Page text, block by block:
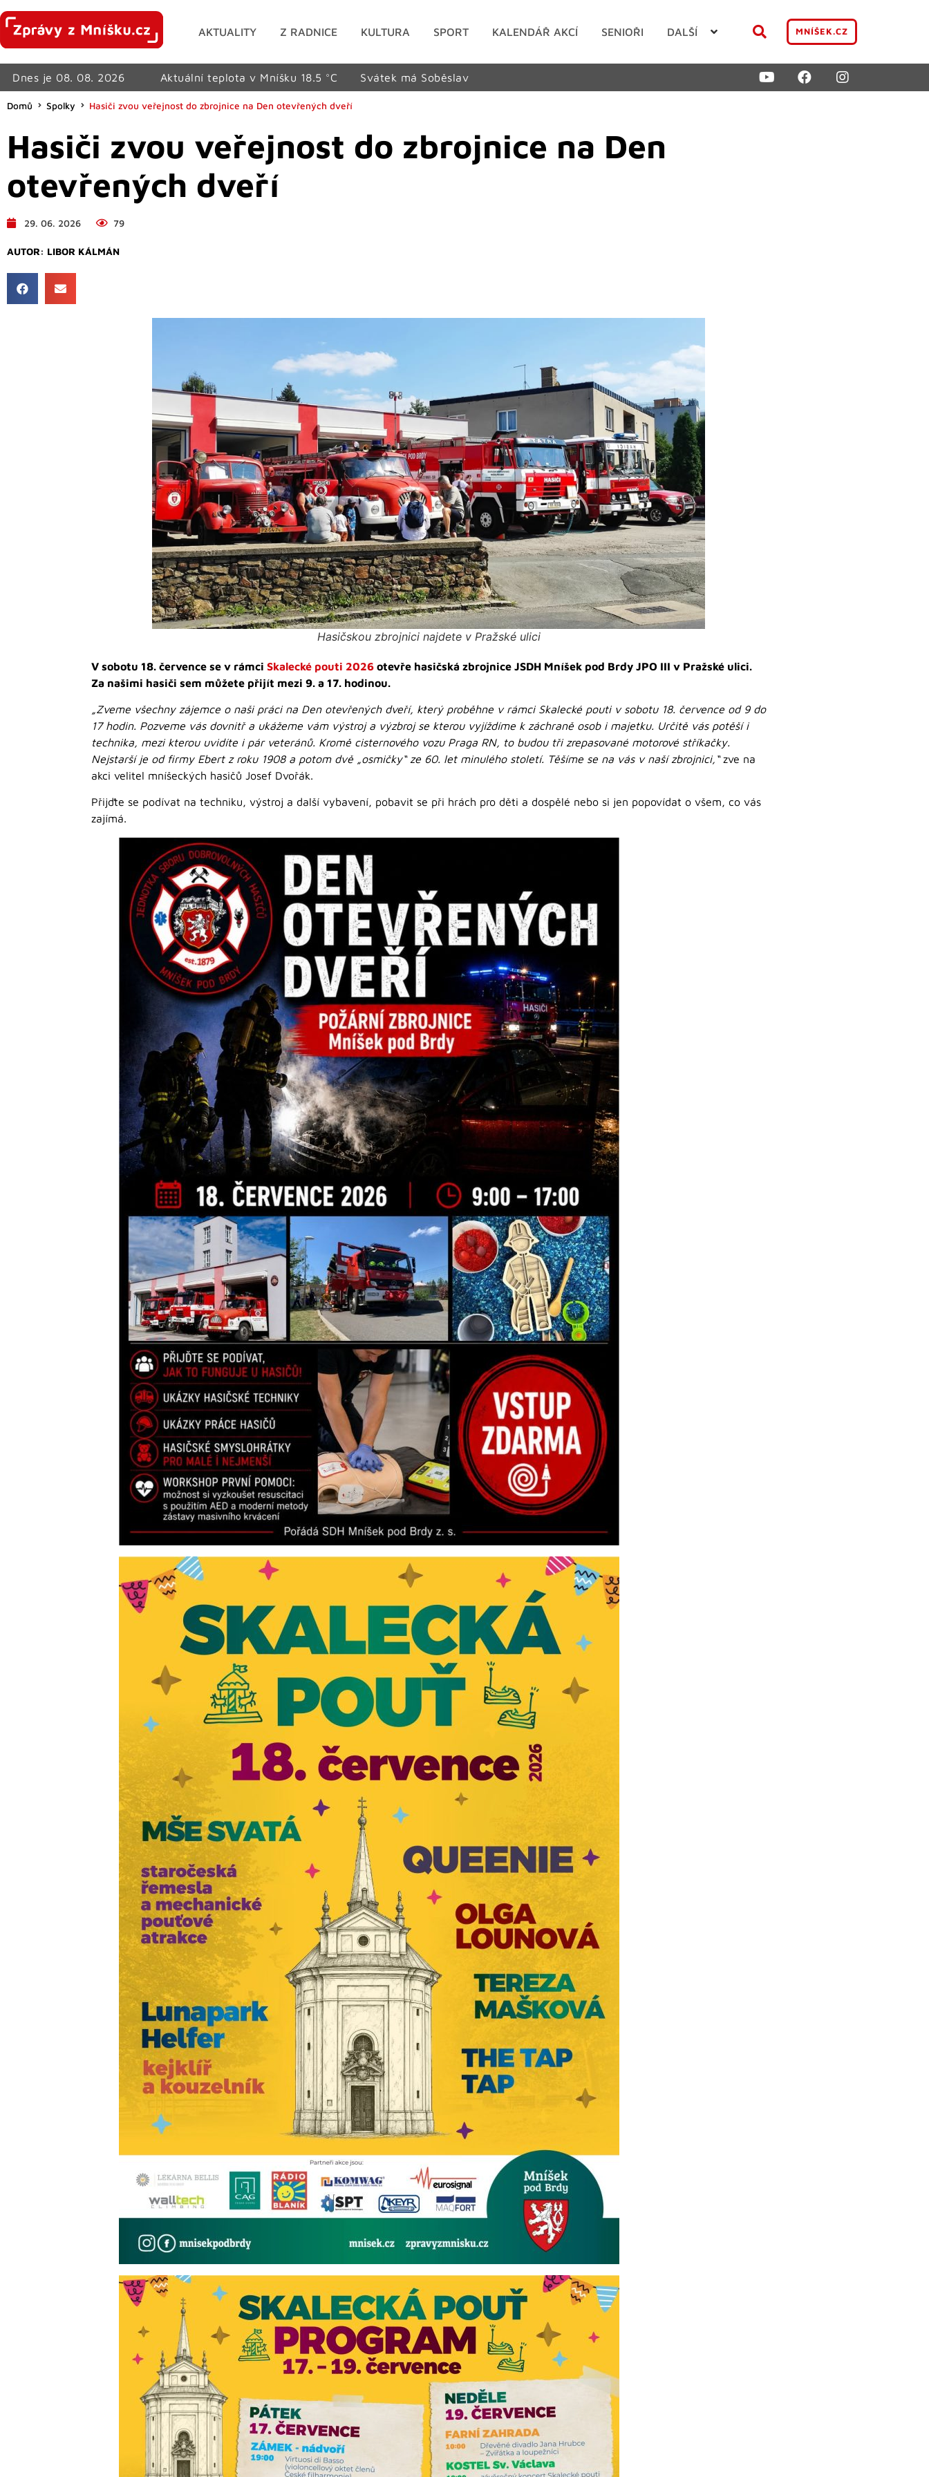
AKTUALITY Z RADNICE KULTURA SPORT KALENDÁŘ AKCÍ SENIOŘI DALŠÍ MNÍŠEK.CZ
Dnes je 08. 08. 2026 Aktuální teplota v Mníšku 18.5 °C Svátek má Soběslav
Domů Spolky Hasiči zvou veřejnost do zbrojnice na Den otevřených dveří
Hasiči zvou veřejnost do zbrojnice na Den
otevřených dveří
29. 06. 2026 79
AUTOR: LIBOR KÁLMÁN
Hasičskou zbrojnici najdete v Pražské ulici
V sobotu 18. července se v rámci Skalecké pouti 2026 otevře hasičská zbrojnice JSDH Mníšek pod Brdy JPO III v Pražské ulici.
Za našimi hasiči sem můžete přijít mezi 9. a 17. hodinou.
„Zveme všechny zájemce o naši práci na Den otevřených dveří, který proběhne v rámci Skalecké pouti v sobotu 18. července od 9 do
17 hodin. Pozveme vás dovnitř a ukážeme vám výstroj a výzbroj se kterou vyjíždíme k záchraně osob i majetku. Určitě vás potěší i
technika, mezi kterou uvidíte i pár veteránů. Kromě cisternového vozu Praga RN, to budou tři zrepasované motorové stříkačky.
Nejstarší je od firmy Ebert z roku 1908 a potom dvě „osmičky“ ze 60. let minulého století. Těšíme se na vás v naší zbrojnici,“zve na
akci velitel mníšeckých hasičů Josef Dvořák.
Přijďte se podívat na techniku, výstroj a další vybavení, pobavit se při hrách pro děti a dospělé nebo si jen popovídat o všem, co vás
zajímá.